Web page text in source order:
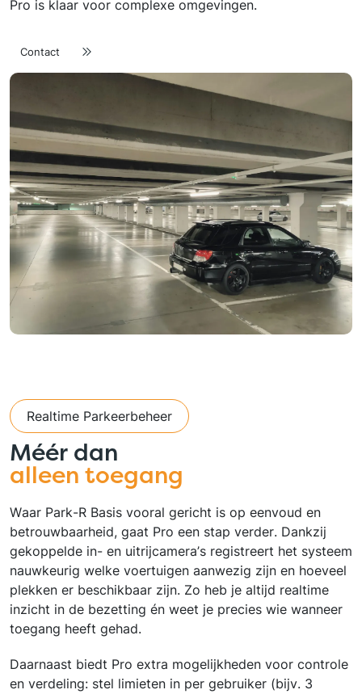
Pro is klaar voor complexe omgevingen.
Contact
Realtime Parkeerbeheer
Méér dan
alleen toegang
Waar Park-R Basis vooral gericht is op eenvoud en
betrouwbaarheid, gaat Pro een stap verder. Dankzij
gekoppelde in- en uitrijcamera’s registreert het systeem
nauwkeurig welke voertuigen aanwezig zijn en hoeveel
plekken er beschikbaar zijn. Zo heb je altijd realtime
inzicht in de bezetting én weet je precies wie wanneer
toegang heeft gehad.
Daarnaast biedt Pro extra mogelijkheden voor controle
en verdeling: stel limieten in per gebruiker (bijv. 3